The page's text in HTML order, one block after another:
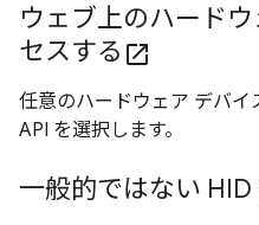
ウェブ上のハード
セスする open_in_new
任意のハードウェア デバ
API を選択します。
一般的ではない